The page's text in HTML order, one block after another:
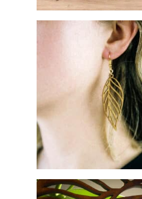
MAGNOLIA – BOUCLES
EN BOIS
€14.90